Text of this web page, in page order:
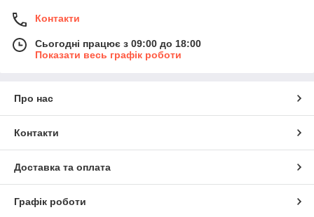
Контакти
Сьогодні працює з 09:00 до 18:00
Показати весь графік роботи
Про нас
Контакти
Доставка та оплата
Графік роботи